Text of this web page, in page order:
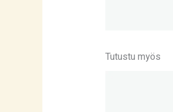
Tutustu myös